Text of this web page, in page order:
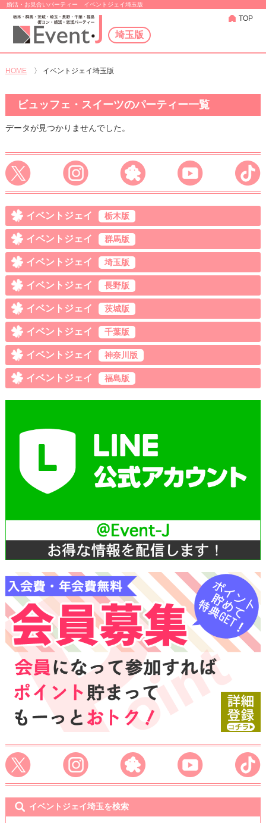
婚活・お見合いパーティー イベントジェイ埼玉版
埼玉版
TOP
HOME 〉 イベントジェイ埼玉版
ビュッフェ・スイーツのパーティー一覧
データが見つかりませんでした。
イベントジェイ 栃木版
イベントジェイ 群馬版
イベントジェイ 埼玉版
イベントジェイ 長野版
イベントジェイ 茨城版
イベントジェイ 千葉版
イベントジェイ 神奈川版
イベントジェイ 福島版
イベントジェイ埼玉を検索